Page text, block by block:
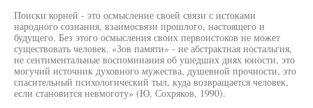
Поиски корней - это осмысление своей связи с истоками
народного сознания, взаимосвязи прошлого, настоящего и
будущего. Без этого осмысления своих первоистоков не может
существовать человек. «Зов памяти» - не абстрактная ностальгия,
не сентиментальные воспоминания об ушедших днях юности, это
могучий источник духовного мужества, душевной прочности, это
спасительный психологический тыл, куда возвращается человек,
если становится невмоготу» (Ю. Сохряков, 1990).